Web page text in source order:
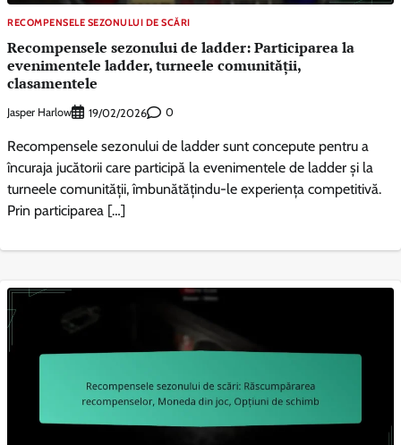
RECOMPENSELE SEZONULUI DE SCĂRI
Recompensele sezonului de ladder: Participarea la
evenimentele ladder, turneele comunității,
clasamentele
Jasper Harlow 19/02/2026 0
Recompensele sezonului de ladder sunt concepute pentru a
încuraja jucătorii care participă la evenimentele de ladder și la
turneele comunității, îmbunătățindu-le experiența competitivă.
Prin participarea […]